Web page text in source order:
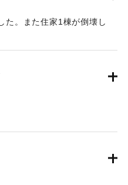
た。また住家1棟が倒壊し